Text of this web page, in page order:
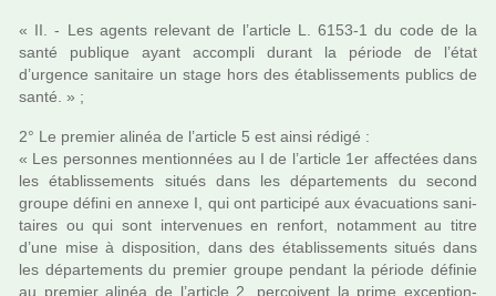
« II. - Les agents rele­vant de l’arti­cle L. 6153-1 du code de la
santé publi­que ayant accom­pli durant la période de l’état
d’urgence sani­taire un stage hors des établissements publics de
santé. » ;
2° Le pre­mier alinéa de l’arti­cle 5 est ainsi rédigé :
« Les per­son­nes men­tion­nées au I de l’arti­cle 1er affec­tées dans
les établissements situés dans les dépar­te­ments du second
groupe défini en annexe I, qui ont par­ti­cipé aux évacuations sani­
tai­res ou qui sont inter­ve­nues en ren­fort, notam­ment au titre
d’une mise à dis­po­si­tion, dans des établissements situés dans
les dépar­te­ments du pre­mier groupe pen­dant la période défi­nie
au pre­mier alinéa de l’arti­cle 2, per­çoi­vent la prime excep­tion­